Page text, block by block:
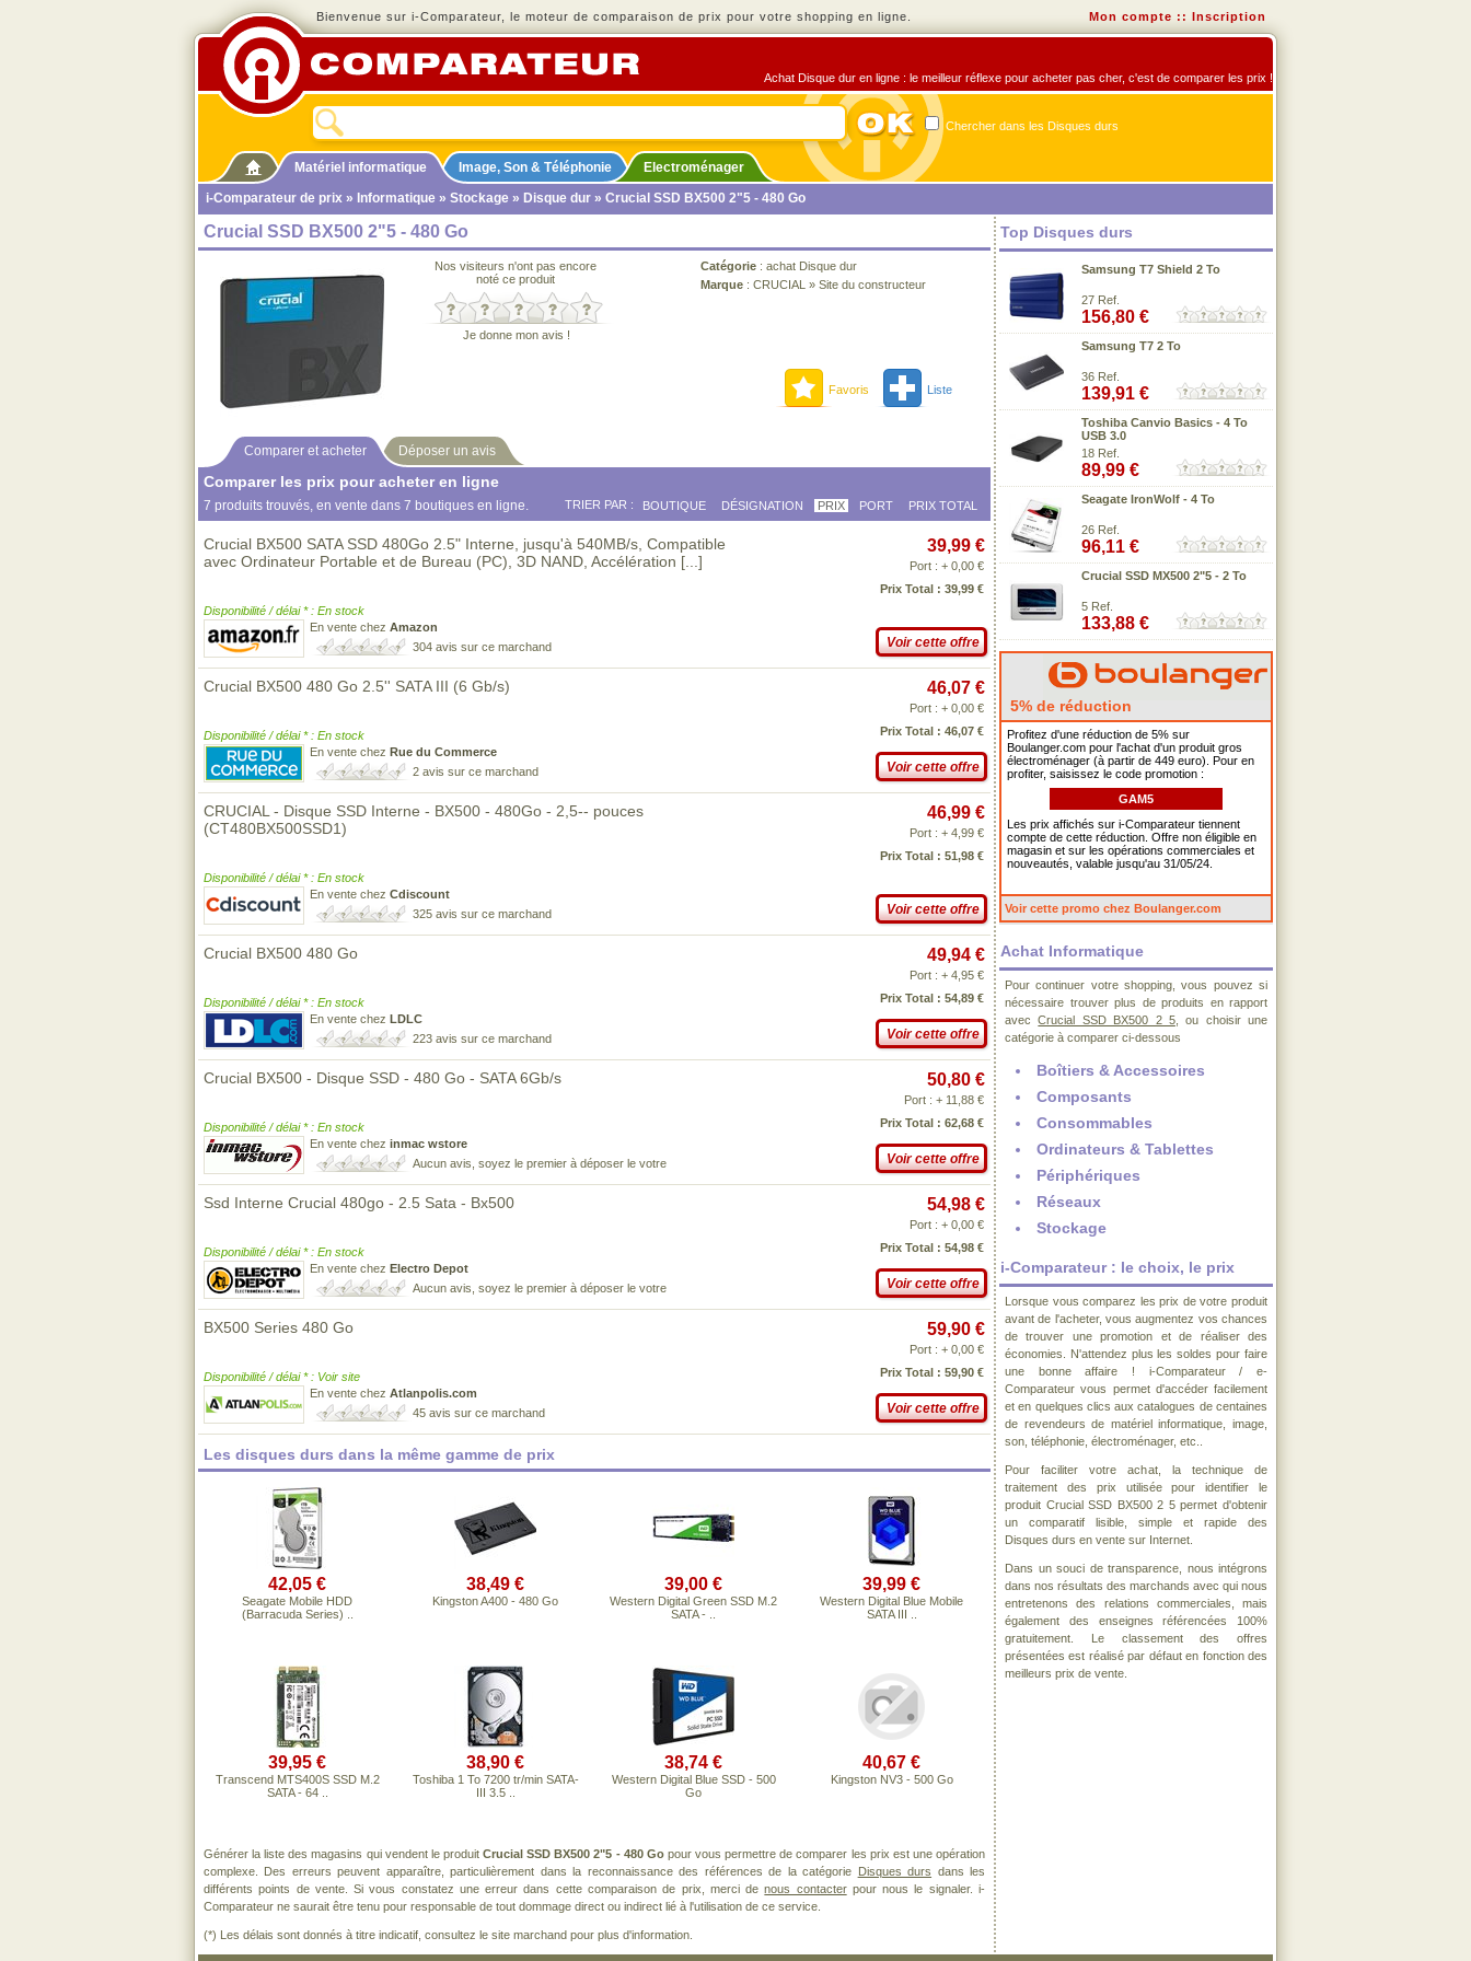
Bienvenue sur i-Comparateur, le moteur de comparaison de prix pour votre shopping en ligne. Mon compte :: Inscription
Achat Disque dur en ligne : le meilleur réflexe pour acheter pas cher, c'est de comparer les prix !
Chercher dans les Disques durs
Matériel informatique Image, Son & Téléphonie
Electroménager
i-Comparateur de prix » Informatique » Stockage » Disque dur » Crucial SSD BX500 2"5 - 480 Go
Crucial SSD BX500 2"5 - 480 Go
Nos visiteurs n'ont pas encore
noté ce produit
Je donne mon avis !
Catégorie : achat Disque dur
Marque : CRUCIAL » Site du constructeur
Favoris Liste
Comparer et acheter Déposer un avis
Comparer les prix pour acheter en ligne
7 produits trouvés, en vente dans 7 boutiques en ligne. TRIER PAR : BOUTIQUE DÉSIGNATION PRIX PORT PRIX TOTAL
Crucial BX500 SATA SSD 480Go 2.5" Interne, jusqu'à 540MB/s, Compatible
avec Ordinateur Portable et de Bureau (PC), 3D NAND, Accélération [...]
Disponibilité / délai * : En stock
En vente chez Amazon
304 avis sur ce marchand
39,99 €
Port : + 0,00 €
Prix Total : 39,99 €
Voir cette offre
Crucial BX500 480 Go 2.5'' SATA III (6 Gb/s)
Disponibilité / délai * : En stock
En vente chez Rue du Commerce
2 avis sur ce marchand
46,07 €
Port : + 0,00 €
Prix Total : 46,07 €
Voir cette offre
CRUCIAL - Disque SSD Interne - BX500 - 480Go - 2,5-- pouces
(CT480BX500SSD1)
Disponibilité / délai * : En stock
En vente chez Cdiscount
325 avis sur ce marchand
46,99 €
Port : + 4,99 €
Prix Total : 51,98 €
Voir cette offre
Crucial BX500 480 Go
Disponibilité / délai * : En stock
En vente chez LDLC
223 avis sur ce marchand
49,94 €
Port : + 4,95 €
Prix Total : 54,89 €
Voir cette offre
Crucial BX500 - Disque SSD - 480 Go - SATA 6Gb/s
Disponibilité / délai * : En stock
En vente chez inmac wstore
Aucun avis, soyez le premier à déposer le votre
50,80 €
Port : + 11,88 €
Prix Total : 62,68 €
Voir cette offre
Ssd Interne Crucial 480go - 2.5 Sata - Bx500
Disponibilité / délai * : En stock
En vente chez Electro Depot
Aucun avis, soyez le premier à déposer le votre
54,98 €
Port : + 0,00 €
Prix Total : 54,98 €
Voir cette offre
BX500 Series 480 Go
Disponibilité / délai * : Voir site
En vente chez Atlanpolis.com
45 avis sur ce marchand
59,90 €
Port : + 0,00 €
Prix Total : 59,90 €
Voir cette offre
Les disques durs dans la même gamme de prix
42,05 €
Seagate Mobile HDD
(Barracuda Series) ..
38,49 €
Kingston A400 - 480 Go
39,00 €
Western Digital Green SSD M.2
SATA - ..
39,99 €
Western Digital Blue Mobile
SATA III ..
39,95 €
Transcend MTS400S SSD M.2
SATA - 64 ..
38,90 €
Toshiba 1 To 7200 tr/min SATA-
III 3.5 ..
38,74 €
Western Digital Blue SSD - 500
Go
40,67 €
Kingston NV3 - 500 Go
Générer la liste des magasins qui vendent le produitCrucial SSD BX500 2"5 - 480 Gopour vous permettre de comparer les prix est une opération
complexe. Des erreurs peuvent apparaître, particulièrement dans la reconnaissance des références de la catégorie Disques durs dans les
différents points de vente. Si vous constatez une erreur dans cette comparaison de prix, merci denous contacterpour nous le signaler. i-
Comparateur ne saurait être tenu pour responsable de tout dommage direct ou indirect lié à l'utilisation de ce service.
(*) Les délais sont donnés à titre indicatif, consultez le site marchand pour plus d'information.
Top Disques durs
Samsung T7 Shield 2 To
27 Ref.
156,80 €
Samsung T7 2 To
36 Ref.
139,91 €
Toshiba Canvio Basics - 4 To
USB 3.0
18 Ref.
89,99 €
Seagate IronWolf - 4 To
26 Ref.
96,11 €
Crucial SSD MX500 2"5 - 2 To
5 Ref.
133,88 €
5% de réduction
Profitez d'une réduction de 5% sur
Boulanger.com pour l'achat d'un produit gros
électroménager (à partir de 449 euro). Pour en
profiter, saisissez le code promotion :
GAM5
Les prix affichés sur i-Comparateur tiennent
compte de cette réduction. Offre non éligible en
magasin et sur les opérations commerciales et
nouveautés, valable jusqu'au 31/05/24.
Voir cette promo chez Boulanger.com
Achat Informatique
Pour continuer votre shopping, vous pouvez si
nécessaire trouver plus de produits en rapport
avecCrucial SSD BX500 2 5, ou choisir une
catégorie à comparer ci-dessous
Boîtiers & Accessoires
Composants
Consommables
Ordinateurs & Tablettes
Périphériques
Réseaux
Stockage
i-Comparateur : le choix, le prix
Lorsque vous comparez les prix de votre produit
avant de l'acheter, vous augmentez vos chances
de trouver une promotion et de réaliser des
économies. N'attendez plus les soldes pour faire
une bonne affaire ! i-Comparateur / e-
Comparateur vous permet d'accéder facilement
et en quelques clics aux catalogues de centaines
de revendeurs de matériel informatique, image,
son, téléphonie, électroménager, etc..
Pour faciliter votre achat, la technique de
traitement des prix utilisée pour identifier le
produit Crucial SSD BX500 2 5 permet d'obtenir
un comparatif lisible, simple et rapide des
Disques durs en vente sur Internet.
Dans un souci de transparence, nous intégrons
dans nos résultats des marchands avec qui nous
entretenons des relations commerciales, mais
également des enseignes référencées 100%
gratuitement. Le classement des offres
présentées est réalisé par défaut en fonction des
meilleurs prix de vente.